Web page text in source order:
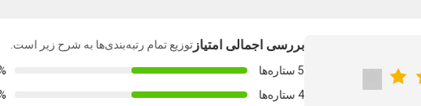
بررسی اجمالی امتیاز توزیع تمام رتبه‌بندی‌ها به شرح زیر است.
5 ستاره‌ها
4 ستاره‌ها